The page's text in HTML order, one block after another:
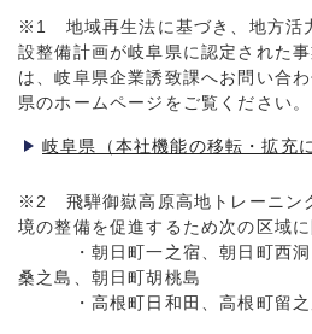
※1 地域再生法に基づき、地方活
設整備計画が岐阜県に認定された
は、岐阜県企業誘致課へお問い合
県のホームページをご覧ください。
岐阜県（本社機能の移転・拡充
※2 飛騨御嶽高原高地トレーニン
境の整備を促進するため次の区域に
・朝日町一之宿、朝日町西洞
桑之島、朝日町胡桃島
・高根町日和田、高根町留之